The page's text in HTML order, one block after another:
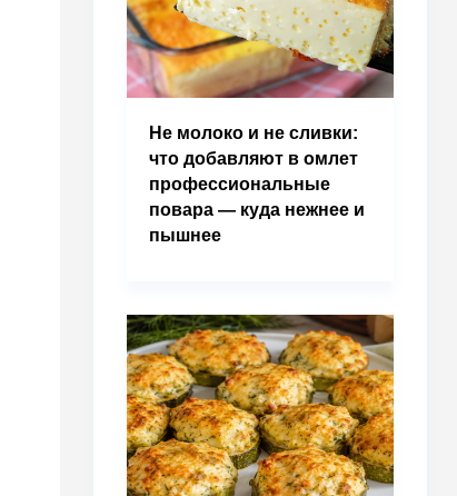
Не молоко и не сливки:
что добавляют в омлет
профессиональные
повара — куда нежнее и
пышнее